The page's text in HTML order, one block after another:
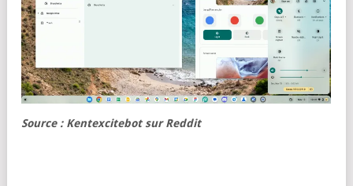
Source : Kentexcitebot sur Reddit